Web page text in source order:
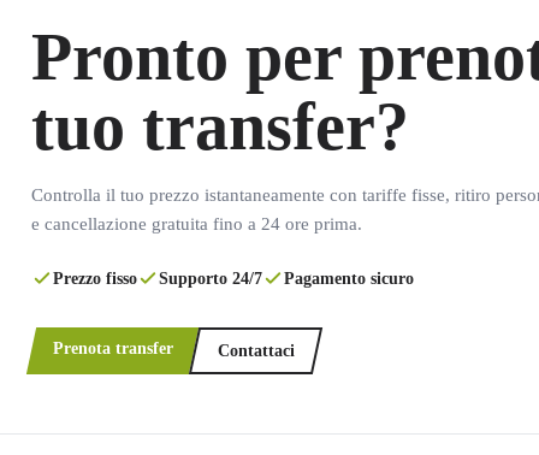
Pronto per
tuo transfer?
Controlla il tuo prezzo istantaneamente con tariffe fisse, ritiro
e cancellazione gratuita fino a 24 ore prima.
Prezzo fisso Supporto 24/7 Pagamento sicuro
Prenota transfer Contattaci